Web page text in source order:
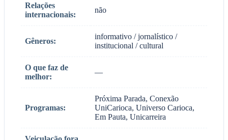
Relações
internacionais:
não
Gêneros:
informativo / jornalístico /
institucional / cultural
O que faz de
melhor:
—
Programas:
Próxima Parada, Conexão
UniCarioca, Universo Carioca,
Em Pauta, Unicarreira